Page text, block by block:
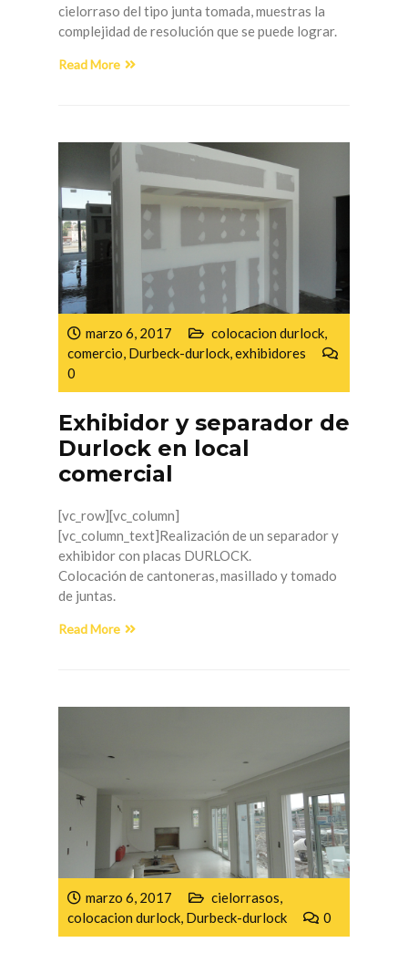
cielorraso del tipo junta tomada, muestras la
complejidad de resolución que se puede lograr.
Read More
marzo 6, 2017 colocacion durlock,
comercio, Durbeck-durlock,exhibidores
0
Exhibidor y separador de
Durlock en local
comercial
[vc_row][vc_column]
[vc_column_text]Realización de un separador y
exhibidor con placas DURLOCK.
Colocación de cantoneras, masillado y tomado
de juntas.
Read More
marzo 6, 2017 cielorrasos,
colocacion durlock, Durbeck-durlock 0